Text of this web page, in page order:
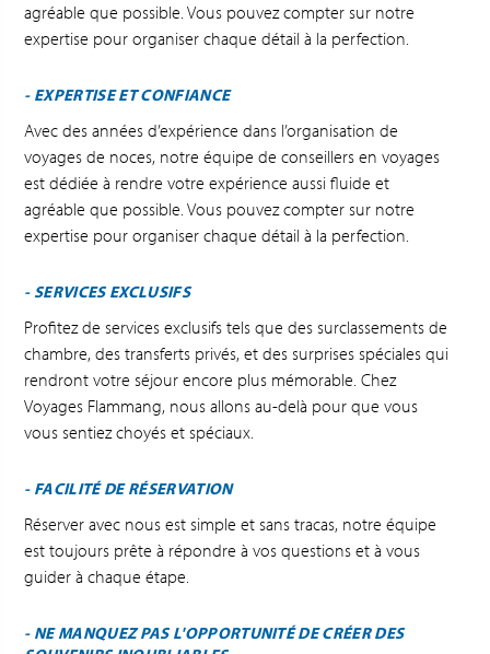
agréable que possible. Vous pouvez compter sur notre
expertise pour organiser chaque détail à la perfection.
- EXPERTISE ET CONFIANCE
Avec des années d’expérience dans l’organisation de
voyages de noces, notre équipe de conseillers en voyages
est dédiée à rendre votre expérience aussi fluide et
agréable que possible. Vous pouvez compter sur notre
expertise pour organiser chaque détail à la perfection.
- SERVICES EXCLUSIFS
Profitez de services exclusifs tels que des surclassements de
chambre, des transferts privés, et des surprises spéciales qui
rendront votre séjour encore plus mémorable. Chez
Voyages Flammang, nous allons au-delà pour que vous
vous sentiez choyés et spéciaux.
- FACILITÉ DE RÉSERVATION
Réserver avec nous est simple et sans tracas, notre équipe
est toujours prête à répondre à vos questions et à vous
guider à chaque étape.
- NE MANQUEZ PAS L'OPPORTUNITÉ DE CRÉER DES